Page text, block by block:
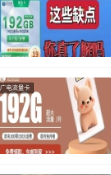
广电流量卡